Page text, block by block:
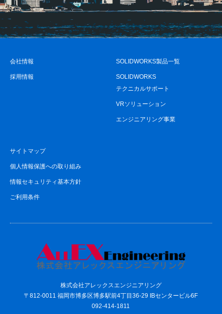
会社情報
採用情報
SOLIDWORKS製品一覧
SOLIDWORKS
テクニカルサポート
VRソリューション
エンジニアリング事業
サイトマップ
個人情報保護への取り組み
情報セキュリティ基本方針
ご利用条件
株式会社アレックスエンジニアリング
〒812-0011 福岡市博多区博多駅前4丁目36-29 IBセンタービル6F
092-414-1811